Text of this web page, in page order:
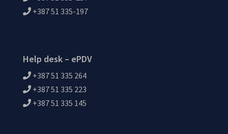
+387 51 335-197
Help desk – ePDV
+387 51 335 264
+387 51 335 223
+387 51 335 145